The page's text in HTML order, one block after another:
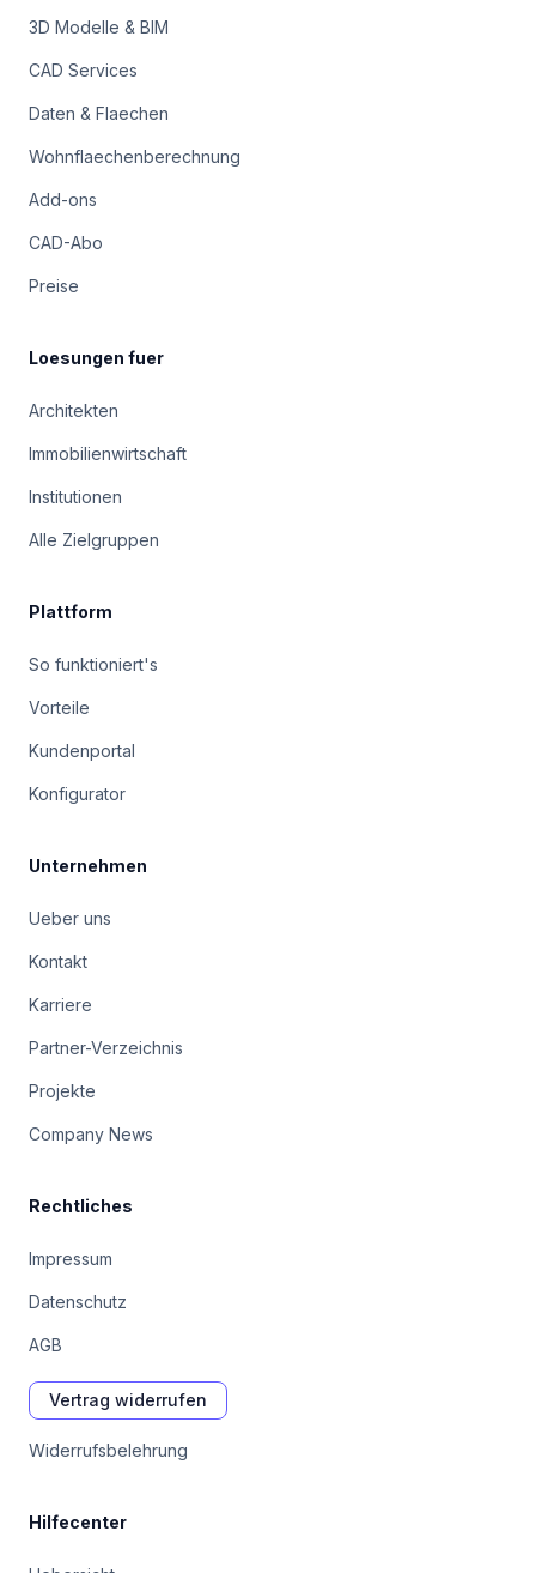
3D Modelle & BIM
CAD Services
Daten & Flaechen
Wohnflaechenberechnung
Add-ons
CAD-Abo
Preise
Loesungen fuer
Architekten
Immobilienwirtschaft
Institutionen
Alle Zielgruppen
Plattform
So funktioniert's
Vorteile
Kundenportal
Konfigurator
Unternehmen
Ueber uns
Kontakt
Karriere
Partner-Verzeichnis
Projekte
Company News
Rechtliches
Impressum
Datenschutz
AGB
Vertrag widerrufen
Widerrufsbelehrung
Hilfecenter